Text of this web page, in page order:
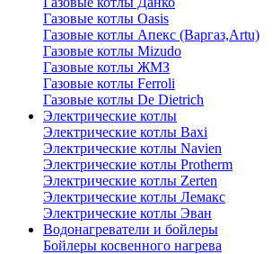
Газовые котлы Oasis
Газовые котлы Апекс (Варгаз,Artu)
Газовые котлы Mizudo
Газовые котлы ЖМЗ
Газовые котлы Ferroli
Газовые котлы De Dietrich
Электрические котлы
Электрические котлы Baxi
Электрические котлы Navien
Электрические котлы Protherm
Электрические котлы Zerten
Электрические котлы Лемакс
Электрические котлы Эван
Водонагреватели и бойлеры
Бойлеры косвенного нагрева